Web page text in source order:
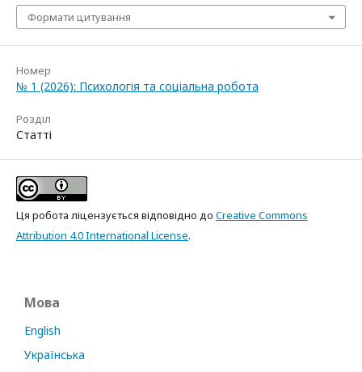
Формати цитування
Номер
№ 1 (2026): Психологія та соціальна робота
Розділ
Статті
Ця робота ліцензується відповідно до Creative Commons
Attribution 4.0 International License.
Мова
English
Українська